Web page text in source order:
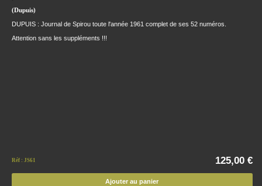
(Dupuis)
DUPUIS : Journal de Spirou toute l'année 1961 complet de ses 52 numéros.
Attention sans les suppléments !!!
Réf : JS61 125,00 €
Ajouter au panier